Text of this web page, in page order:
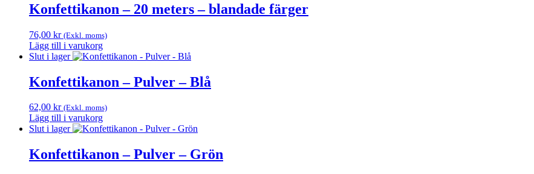
kan
väljas
på
produktsidan
Konfettikanon – 20 meters – blandade färger
76,00 kr (Exkl. moms)
Lägg till i varukorg
Slut i lager
Konfettikanon – Pulver – Blå
62,00 kr (Exkl. moms)
Lägg till i varukorg
Slut i lager
Konfettikanon – Pulver – Grön